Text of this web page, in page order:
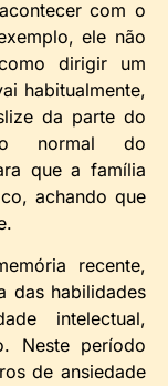
com o
ele não
dirigir um
habitualmente,
da parte do
normal do
que a família
achando que
recente,
das habilidades
intelectual,
Neste período
de ansiedade